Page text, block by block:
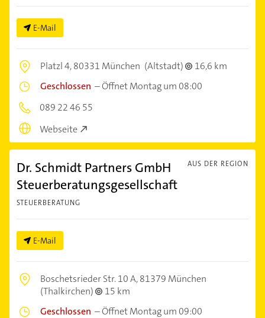
E-Mail
Platzl 4,80331 München (Altstadt)
16,6 km
Geschlossen –Öffnet Montag um 08:00
089 22 46 55
Webseite
AUS DER REGION
Dr. Schmidt Partners GmbH
Steuerberatungsgesellschaft
STEUERBERATUNG
E-Mail
Boschetsrieder Str. 10 A,81379 München
(Thalkirchen)
15 km
Geschlossen –Öffnet Montag um 09:00